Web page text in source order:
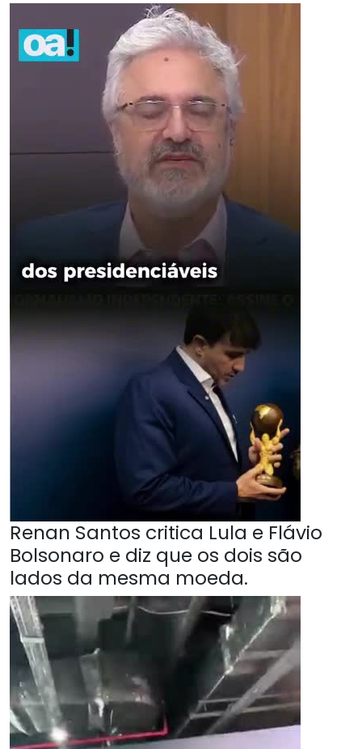
Renan Santos critica Lula e Flávio
Bolsonaro e diz que os dois são
lados da mesma moeda.